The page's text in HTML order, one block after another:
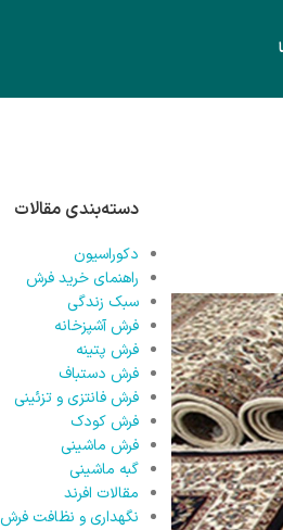
دسته‌بندی مقالات
دکوراسیون
راهنمای خرید فرش
سبک زندگی
فرش آشپزخانه
فرش پتینه
فرش دستباف
فرش فانتزی و تزئینی
فرش کودک
فرش ماشینی
گبه ماشینی
مقالات افرند
نگهداری و نظافت فرش